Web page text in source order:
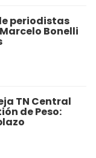
periodistas
Bonelli
TN Central
de Peso: